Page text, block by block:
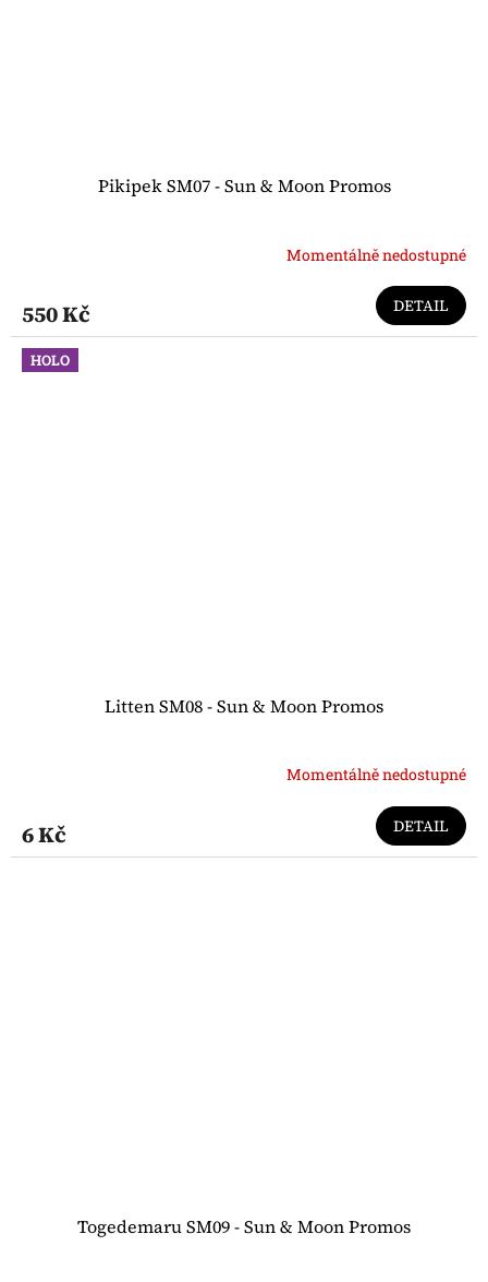
Pikipek SM07 - Sun & Moon Promos
Momentálně nedostupné
550 Kč DETAIL
HOLO
Litten SM08 - Sun & Moon Promos
Momentálně nedostupné
6 Kč DETAIL
Togedemaru SM09 - Sun & Moon Promos